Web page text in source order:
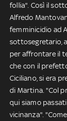
follia". Così il
Alfredo
femminicidio ad
sottosegretario,
per affrontare il
che con il
Ciciliano, si era
di Martina. "Col
qui siamo
vicinanza".